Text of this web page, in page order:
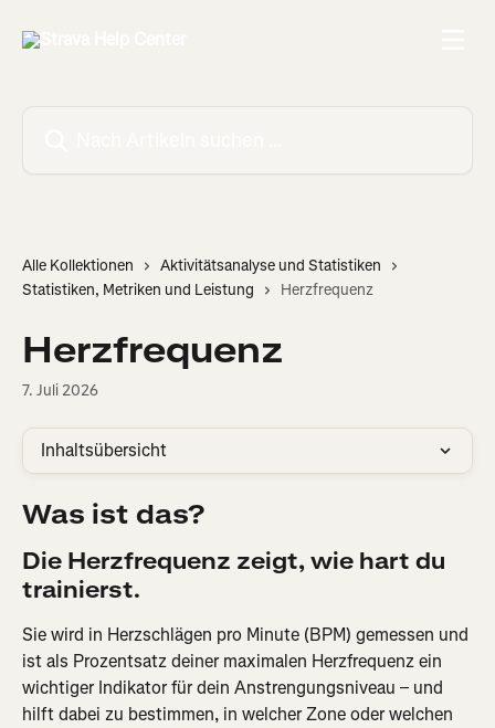
Alle Kollektionen
Aktivitätsanalyse und Statistiken
Statistiken, Metriken und Leistung
Herzfrequenz
Herzfrequenz
7. Juli 2026
Inhaltsübersicht
Was ist das?
Die Herzfrequenz zeigt, wie hart du
trainierst.
Sie wird in Herzschlägen pro Minute (BPM) gemessen und
ist als Prozentsatz deiner maximalen Herzfrequenz ein
wichtiger Indikator für dein Anstrengungsniveau – und
hilft dabei zu bestimmen, in welcher Zone oder welchen